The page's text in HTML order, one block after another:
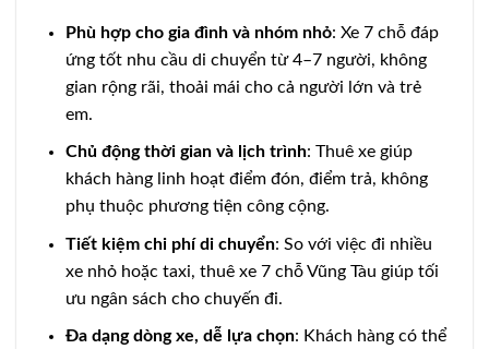
Phù hợp cho gia đình và nhóm nhỏ: Xe 7 chỗ đáp
ứng tốt nhu cầu di chuyển từ 4–7 người, không
gian rộng rãi, thoải mái cho cả người lớn và trẻ
em.
Chủ động thời gian và lịch trình: Thuê xe giúp
khách hàng linh hoạt điểm đón, điểm trả, không
phụ thuộc phương tiện công cộng.
Tiết kiệm chi phí di chuyển: So với việc đi nhiều
xe nhỏ hoặc taxi, thuê xe 7 chỗ Vũng Tàu giúp tối
ưu ngân sách cho chuyến đi.
Đa dạng dòng xe, dễ lựa chọn: Khách hàng có thể